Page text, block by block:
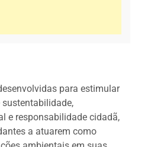
para estimular
e responsabilidade cidadã,
a atuarem como